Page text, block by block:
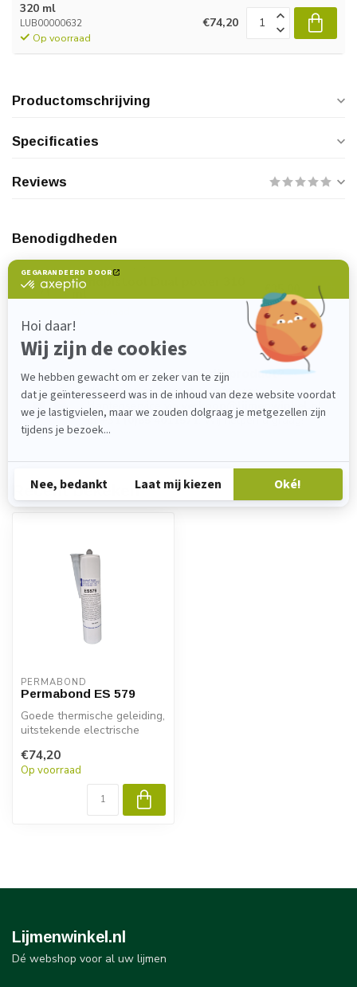
320 ml
LUB00000632
Op voorraad
€74,20
Productomschrijving
Specificaties
Reviews
Benodigdheden
DL CHEMICALS
Handpistool Dual power 310
ml €35,00
Heeft u vragen over dit product?
Neem gerust contact op met onze
klantenservice via
verkoop@lijmenwinkel.nl
of+31 (0)85 4011571. Wij helpen u graag!
Recent bekeken
PERMABOND
Permabond ES 579
Goede thermische geleiding,
uitstekende electrische
temperatuursb...
€74,20
Op voorraad
Lijmenwinkel.nl
Dé webshop voor al uw lijmen